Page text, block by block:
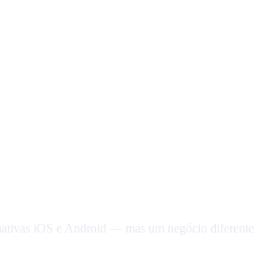
iOS e Android — mas um negócio diferente.